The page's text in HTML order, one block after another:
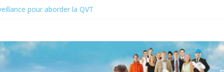
pour aborder la QVT
à la bienveillance
QVT